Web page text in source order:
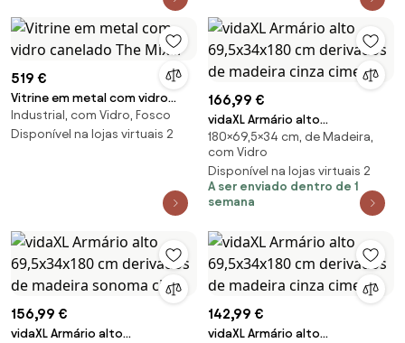
519 €
Vitrine em metal com vidro
canelado The Mixer
Industrial, com Vidro, Fosco
Disponível na lojas virtuais 2
166,99 €
vidaXL Armário alto
69,5x34x180 cm derivados de
madeira cinza cimento
180×69,5×34 cm, de Madeira,
com Vidro
Disponível na lojas virtuais 2
A ser enviado dentro de 1
semana
156,99 €
vidaXL Armário alto
142,99 €
vidaXL Armário alto